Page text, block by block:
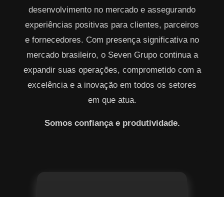
desenvolvimento no mercado e assegurando
experiências positivas para clientes, parceiros
e fornecedores. Com presença significativa no
mercado brasileiro, o Seven Grupo continua a
expandir suas operações, comprometido com a
excelência e a inovação em todos os setores
em que atua.
Somos confiança e produtividade.